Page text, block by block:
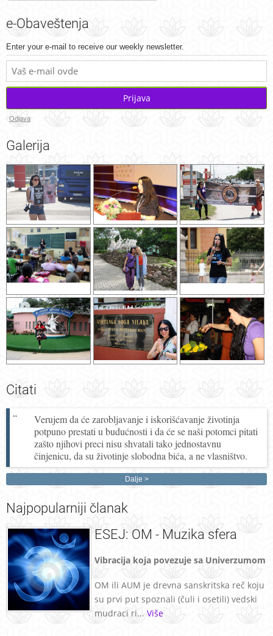
e-Obaveštenja
Enter your e-mail to receive our weekly newsletter.
Prijava
Odjava
Galerija
Citati
Verujem da će zarobljavanje i iskorišćavanje životinja
potpuno prestati u budućnosti i da će se naši potomci pitati
zašto njihovi preci nisu shvatali tako jednostavnu
činjenicu, da su životinje slobodna bića, a ne vlasništvo.
Dalje
Najpopularniji članak
ESEJ: OM - Muzika sfera
Vibracija koja povezuje sa Univerzumom
OM ili AUM je drevna sanskritska reč koju
su prvi put spoznali (čuli i osetili) vedski
mudraci ri... Više